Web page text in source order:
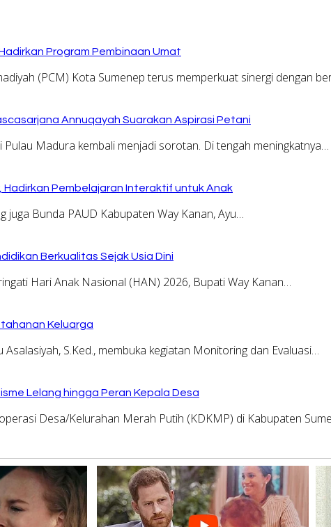
Program Pembinaan Umat
(PCM) Kota Sumenep terus memperkuat sinergi dengan
Annuqayah Suarakan Aspirasi Petani
Madura kembali menjadi sorotan. Di tengah meningkatnya…
Hadirkan Pembelajaran Interaktif untuk Anak
juga Bunda PAUD Kabupaten Way Kanan, Ayu…
Berkualitas Sejak Usia Dini
Hari Anak Nasional (HAN) 2026, Bupati Way Kanan…
Keluarga
S.Ked., membuka kegiatan Monitoring dan Evaluasi…
Lelang hingga Peran Kepala Desa
Desa/Kelurahan Merah Putih (KDKMP) di Kabupaten